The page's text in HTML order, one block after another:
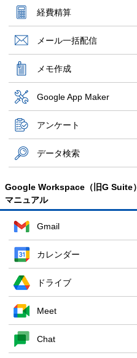
経費精算
メール一括配信
メモ作成
Google App Maker
アンケート
データ検索
Google Workspace（旧G Suite）
マニュアル
Gmail
カレンダー
ドライブ
Meet
Chat